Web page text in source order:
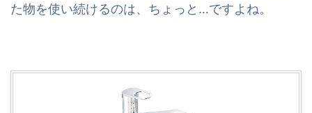
た物を使い続けるのは、ちょっと…ですよね。